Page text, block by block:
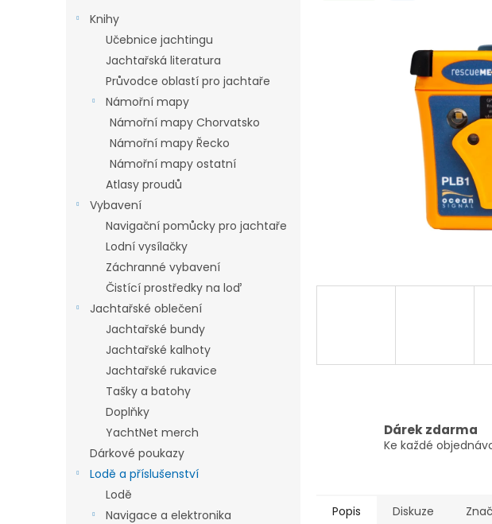
Knihy
Učebnice jachtingu
Jachtařská literatura
Průvodce oblastí pro jachtaře
Námořní mapy
Námořní mapy Chorvatsko
Námořní mapy Řecko
Námořní mapy ostatní
Atlasy proudů
Vybavení
Navigační pomůcky pro jachtaře
Lodní vysílačky
Záchranné vybavení
Čistící prostředky na loď
Jachtařské oblečení
Jachtařské bundy
Jachtařské kalhoty
Jachtařské rukavice
Tašky a batohy
Doplňky
YachtNet merch
Dárkové poukazy
Lodě a příslušenství
Lodě
Navigace a elektronika
5,0
z
5
Dárek zdarma
Ke každé
Popis Diskuze